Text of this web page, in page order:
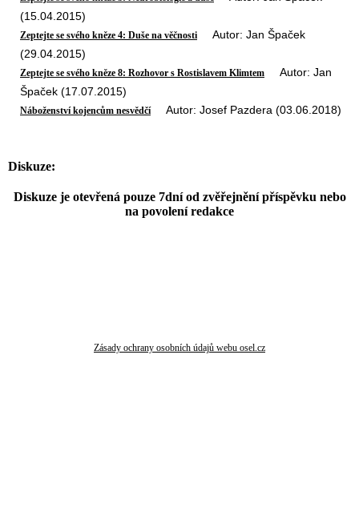
(15.04.2015)
Zeptejte se svého kněze 4: Duše na věčnosti Autor: Jan Špaček
(29.04.2015)
Zeptejte se svého kněze 8: Rozhovor s Rostislavem Klimtem Autor: Jan
Špaček (17.07.2015)
Náboženství kojencům nesvědčíAutor: Josef Pazdera (03.06.2018)
Diskuze:
Diskuze je otevřená pouze 7dní od zvěřejnění příspěvku nebo
na povolení redakce
Zásady ochrany osobních údajů webu osel.cz